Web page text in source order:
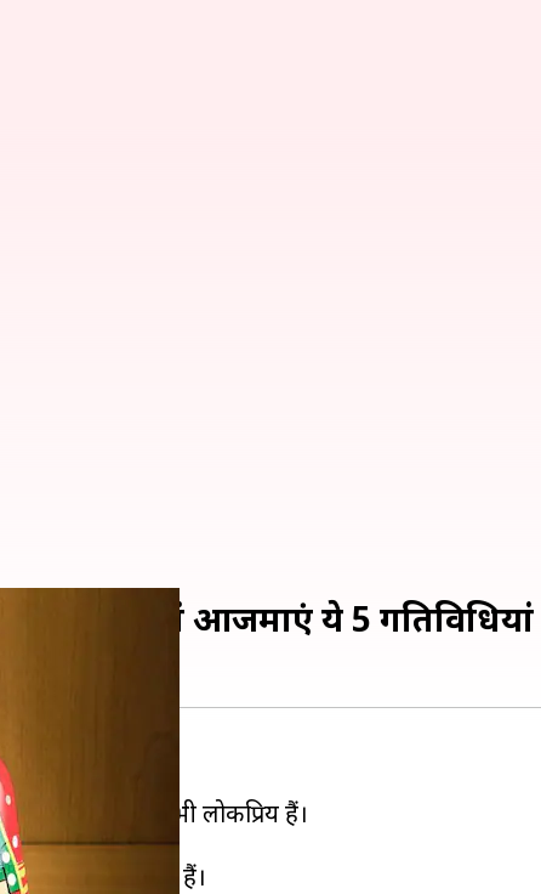
यहां आजमाएं ये 5 गतिविधियां
मशहूर है।
बल्कि विदेशों में भी लोकप्रिय हैं।
है।
को आकर्षित करते हैं।